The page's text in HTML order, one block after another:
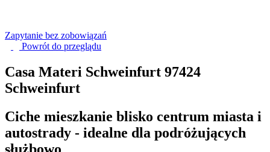
Zapytanie bez zobowiązań
Powrót do przeglądu
Casa Materi Schweinfurt 97424
Schweinfurt
Ciche mieszkanie blisko centrum miasta i
autostrady - idealne dla podróżujących